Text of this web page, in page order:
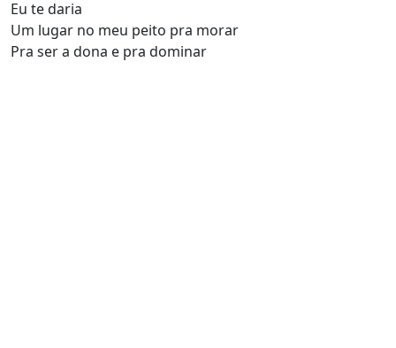
Eu te daria
Um lugar no meu peito pra morar
Pra ser a dona e pra dominar